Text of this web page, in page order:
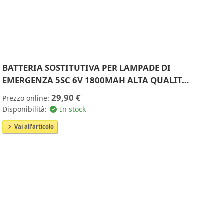
BATTERIA SOSTITUTIVA PER LAMPADE DI
EMERGENZA 5SC 6V 1800MAH ALTA QUALIT…
Prezzo online: 29,90 €
Disponibilità: In stock
Vai all'articolo